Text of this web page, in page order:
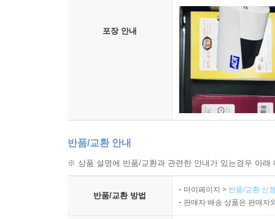
포장 안내
반품/교환 안내
※ 상품 설명에 반품/교환과 관련한 안내가 있는경우 아
반품/교환 방법
마이페이지 > 반품/교환 신
판매자 배송 상품은 판매자